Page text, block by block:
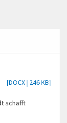
[DOCX | 246 KB]
schafft